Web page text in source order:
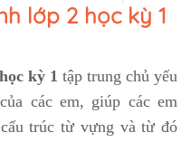
lớp 2 học kỳ 1
kỳ 1 tập trung chủ yếu
các em, giúp các em
trúc từ vựng và từ đó